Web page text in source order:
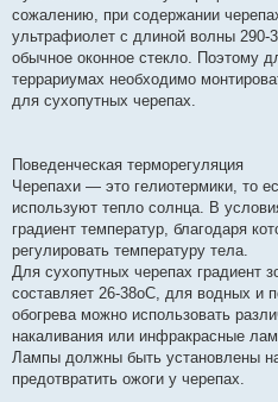
сожалению, при содержании
ультрафиолет с длиной волны 290-
обычное оконное стекло. Поэтому
террариумах необходимо
для сухопутных черепах.
Поведенческая терморегуляция
Черепахи — это гелиотермики, то
используют тепло солнца. В
градиент температур, благодаря
регулировать температуру тела.
Для сухопутных черепах градиент
составляет 26-38оС, для водных
обогрева можно использовать
накаливания или инфракрасные
Лампы должны быть установлены
предотвратить ожоги у черепах.